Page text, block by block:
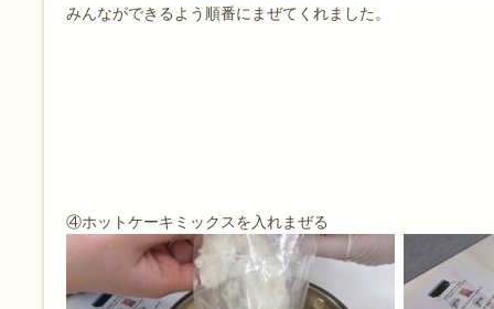
みんなができるよう順番にまぜてくれました。
④ホットケーキミックスを入れまぜる